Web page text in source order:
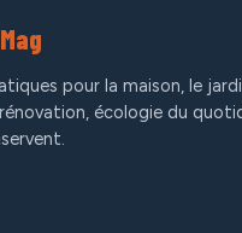
Mag
pour la maison, le
écologie du